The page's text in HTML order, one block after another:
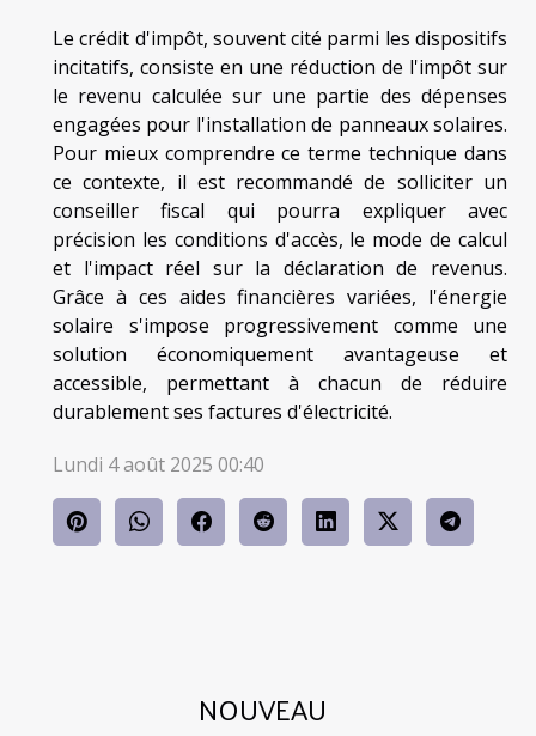
NOUVEAU
Le crédit d'impôt, souvent cité parmi les dispositifs
incitatifs, consiste en une réduction de l'impôt sur
le revenu calculée sur une partie des dépenses
engagées pour l'installation de panneaux solaires.
Pour mieux comprendre ce terme technique dans
ce contexte, il est recommandé de solliciter un
conseiller fiscal qui pourra expliquer avec
précision les conditions d'accès, le mode de calcul
et l'impact réel sur la déclaration de revenus.
Grâce à ces aides financières variées, l'énergie
solaire s'impose progressivement comme une
solution économiquement avantageuse et
accessible, permettant à chacun de réduire
durablement ses factures d'électricité.
Lundi 4 août 2025 00:40